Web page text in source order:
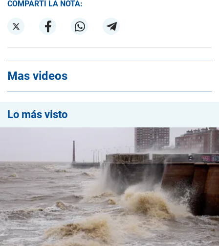
COMPARTÍ LA NOTA:
Mas videos
Lo más visto